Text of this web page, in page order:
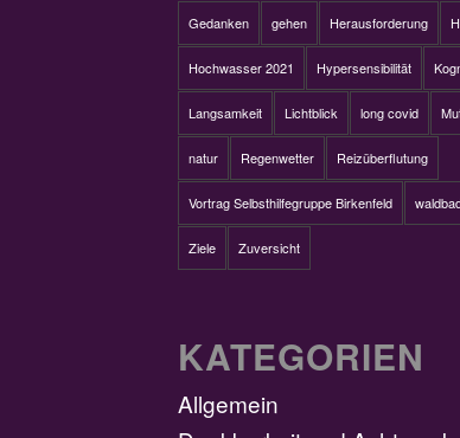
Gedanken gehen Herausforderung
Hochwasser 2021 Hypersensibilität
Langsamkeit Lichtblick long covid
natur Regenwetter Reizüberflutung
Vortrag Selbsthilfegruppe Birkenfeld
Ziele Zuversicht
KATEGORIEN
Allgemein